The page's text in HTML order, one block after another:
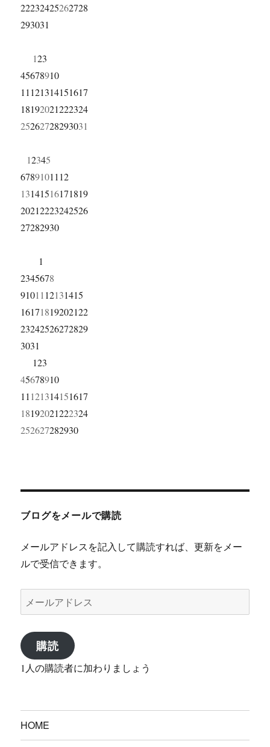
22232425262728
293031
123
45678910
11 121314151617
18192021222324
25262728293031
12345
67891011 12
13141516171819
20212223242526
27282930
1
2345678
91011 12131415
16171819202122
23242526272829
3031
123
45678910
11 121314151617
18192021222324
252627282930
ブログをメールで購読
メールアドレスを記入して購読すれば、更新をメー
ルで受信できます。
ー
ル
ア
ド
購読
1人の購読者に加わりましょう
HOME